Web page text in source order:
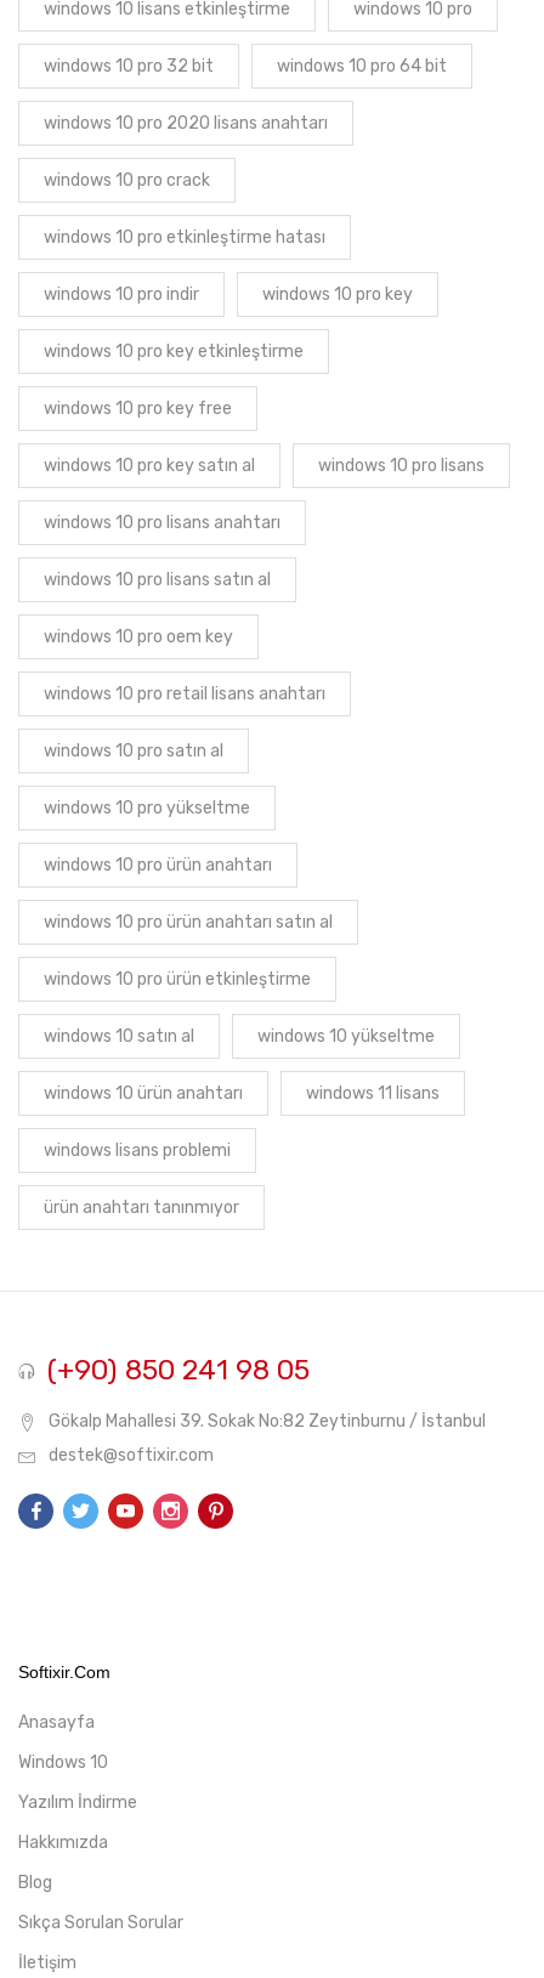
windows 10 lisans etkinleştirme windows 10 pro
windows 10 pro 32 bit windows 10 pro 64 bit
windows 10 pro 2020 lisans anahtarı
windows 10 pro crack
windows 10 pro etkinleştirme hatası
windows 10 pro indir windows 10 pro key
windows 10 pro key etkinleştirme
windows 10 pro key free
windows 10 pro key satın al windows 10 pro lisans
windows 10 pro lisans anahtarı
windows 10 pro lisans satın al
windows 10 pro oem key
windows 10 pro retail lisans anahtarı
windows 10 pro satın al
windows 10 pro yükseltme
windows 10 pro ürün anahtarı
windows 10 pro ürün anahtarı satın al
windows 10 pro ürün etkinleştirme
windows 10 satın al windows 10 yükseltme
windows 10 ürün anahtarı windows 11 lisans
windows lisans problemi
ürün anahtarı tanınmıyor
(+90) 850 241 98 05
Gökalp Mahallesi 39. Sokak No:82 Zeytinburnu / İstanbul
destek@softixir.com
Softixir.com
Anasayfa
Windows 10
Yazılım İndirme
Hakkımızda
Blog
Sıkça Sorulan Sorular
İletişim